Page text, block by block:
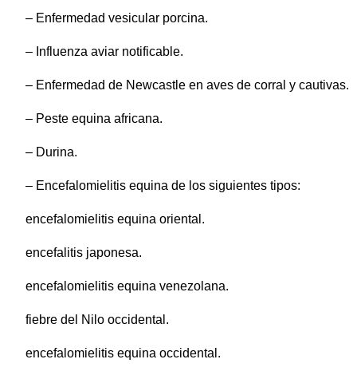
– Enfermedad vesicular porcina.
– Influenza aviar notificable.
– Enfermedad de Newcastle en aves de corral y cautivas.
– Peste equina africana.
– Durina.
– Encefalomielitis equina de los siguientes tipos:
encefalomielitis equina oriental.
encefalitis japonesa.
encefalomielitis equina venezolana.
fiebre del Nilo occidental.
encefalomielitis equina occidental.